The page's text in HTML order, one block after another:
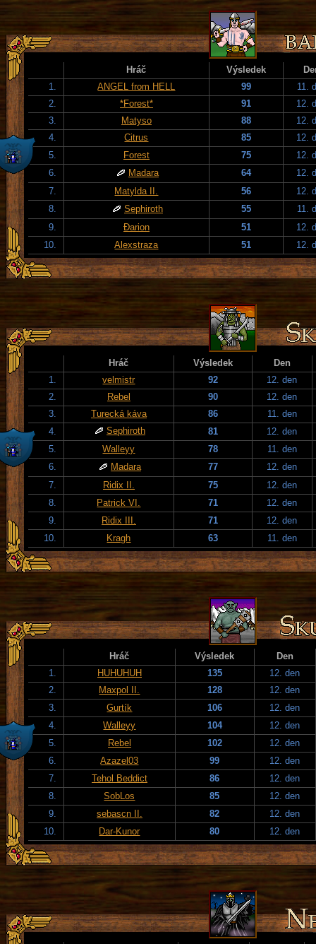
Hráč Výsledek
1.
ANGEL from HELL 99
11.
2.
*Forest* 91
12.
3.
Matyso 88
12.
4.
Citrus 85
12.
5.
Forest 75
12.
6.
Madara 64
12.
7.
Matylda II. 56
12.
8.
Sephiroth 55
11.
9.
Đarion 51
12.
10.
Alexstraza 51 12.
Hráč Výsledek
Den
1.
velmistr 92
12. den
2.
Rebel 90
12. den
3.
Turecká káva 86
11. den
4.
Sephiroth 81
12. den
5.
Walleyy 78
11. den
6.
Madara 77
12. den
7.
Ridix II. 75
12. den
8.
Patrick VI. 71
12. den
9.
Ridix III. 71
12. den
10.
Kragh 63 11. den
Hráč Výsledek
Den
1.
HUHUHUH 135
12. den
2.
Maxpol II. 128
12. den
3.
Gurtík 106
12. den
4.
Walleyy 104
12. den
5.
Rebel 102
12. den
6.
Azazel03 99
12. den
7.
Tehol Beddict 86
12. den
8.
SobLos 85
12. den
9.
sebascn II. 82
12. den
10.
Dar-Kunor 80 12. den